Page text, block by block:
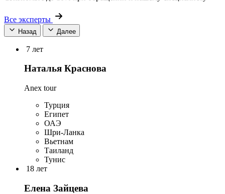
Все эксперты
Назад Далее
7 лет
Наталья Краснова
Anex tour
Турция
Египет
ОАЭ
Шри-Ланка
Вьетнам
Таиланд
Тунис
18 лет
Елена Зайцева